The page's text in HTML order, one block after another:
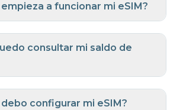
empieza a funcionar mi eSIM?
consultar mi saldo de
debo configurar mi eSIM?